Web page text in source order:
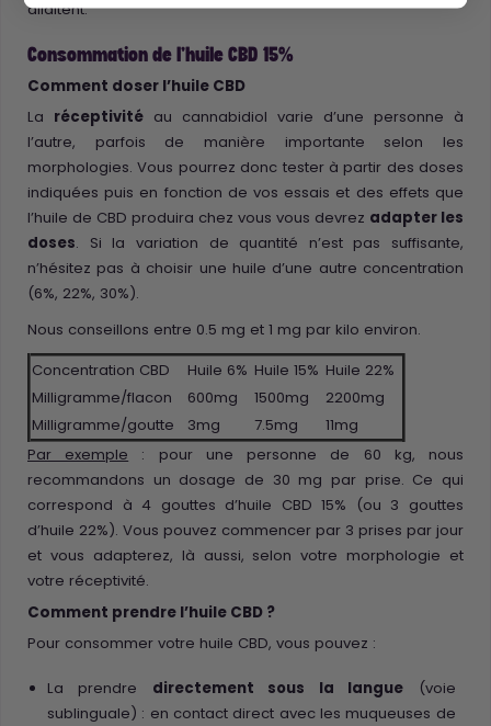
allaitent.
Consommation de l'huile CBD 15%
Comment doser l’huile CBD
La réceptivité au cannabidiol varie d’une personne à
l’autre, parfois de manière importante selon les
morphologies. Vous pourrez donc tester à partir des doses
indiquées puis en fonction de vos essais et des effets que
l’huile de CBD produira chez vous vous devrez adapter les
doses. Si la variation de quantité n’est pas suffisante,
n’hésitez pas à choisir une huile d’une autre concentration
(6%, 22%, 30%).
Nous conseillons entre 0.5 mg et 1 mg par kilo environ.
Concentration CBD
Huile 6% Huile 15% Huile 22%
Milligramme/flacon
600mg 1500mg
2200mg
Milligramme/goutte
3mg 7.5mg
11mg
Par exemple : pour une personne de 60 kg, nous
recommandons un dosage de 30 mg par prise. Ce qui
correspond à 4 gouttes d’huile CBD 15% (ou 3 gouttes
d’huile 22%). Vous pouvez commencer par 3 prises par jour
et vous adapterez, là aussi, selon votre morphologie et
votre réceptivité.
Comment prendre l’huile CBD ?
Pour consommer votre huile CBD, vous pouvez :
La prendre directement sous la langue (voie
sublinguale) : en contact direct avec les muqueuses de